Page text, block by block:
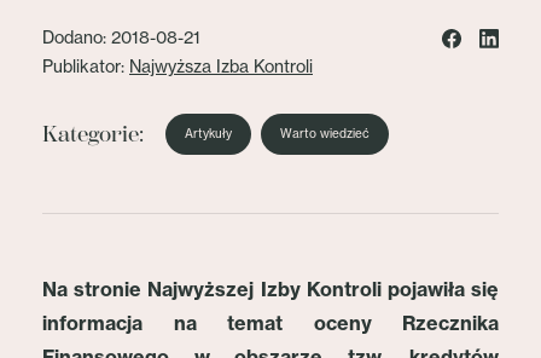
Dodano: 2018-08-21
Publikator: Najwyższa Izba Kontroli
Kategorie: Artykuły Warto wiedzieć
Na stronie Najwyższej Izby Kontroli pojawiła się
informacja na temat oceny Rzecznika